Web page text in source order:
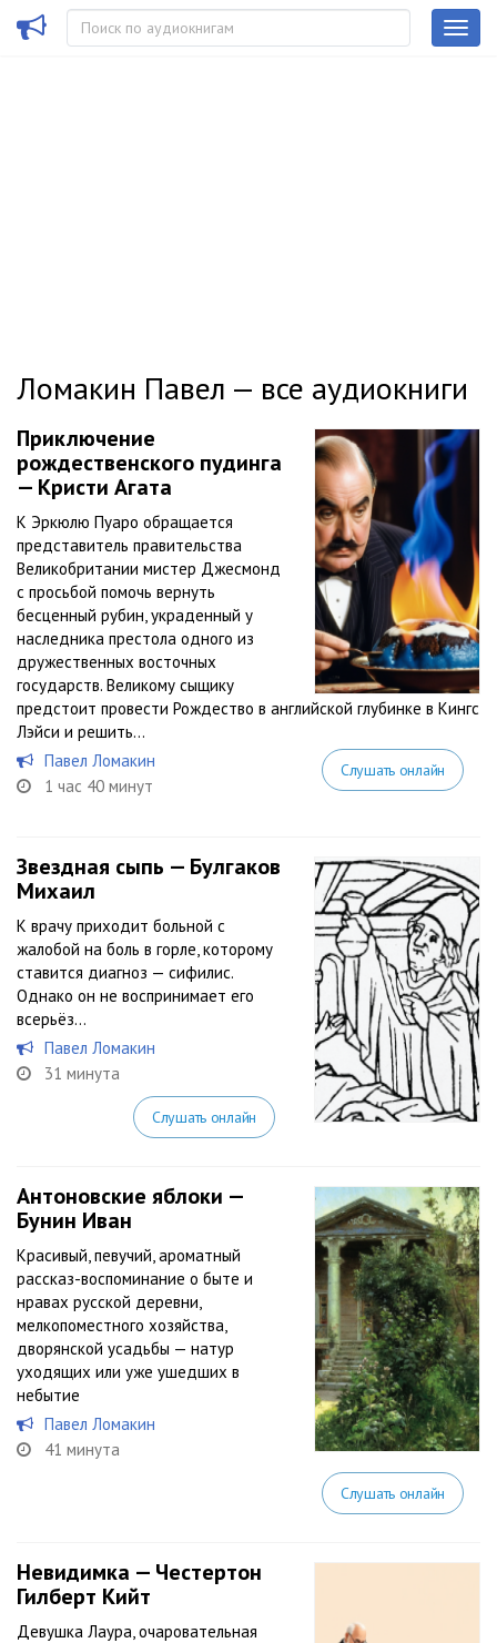
Ломакин Павел — все аудиокниги
Приключение
рождественского пудинга
— Кристи Агата
К Эркюлю Пуаро обращается
представитель правительства
Великобритании мистер Джесмонд
с просьбой помочь вернуть
бесценный рубин, украденный у
наследника престола одного из
дружественных восточных
государств. Великому сыщику
предстоит провести Рождество в английской глубинке в Кингс
Лэйси и решить...
Павел Ломакин
1 час 40 минут
Слушать онлайн
Звездная сыпь — Булгаков
Михаил
К врачу приходит больной с
жалобой на боль в горле, которому
ставится диагноз — сифилис.
Однако он не воспринимает его
всерьёз…
Павел Ломакин
31 минута
Слушать онлайн
Антоновские яблоки —
Бунин Иван
Красивый, певучий, ароматный
рассказ-воспоминание о быте и
нравах русской деревни,
мелкопоместного хозяйства,
дворянской усадьбы — натур
уходящих или уже ушедших в
небытие
Павел Ломакин
41 минута
Слушать онлайн
Невидимка — Честертон
Гилберт Кийт
Девушка Лаура, очаровательная